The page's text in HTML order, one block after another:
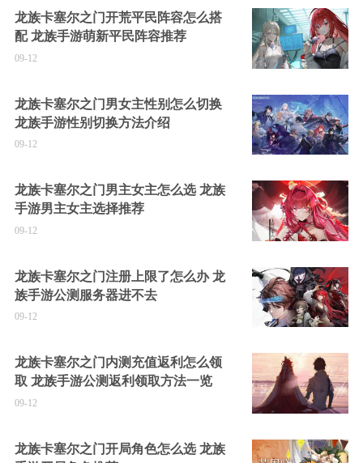
龙族卡塞尔之门开荒平民阵容怎么搭
配 龙族手游萌新平民阵容推荐
09-12
龙族卡塞尔之门男女主性别怎么切换
龙族手游性别切换方法介绍
09-12
龙族卡塞尔之门男主女主怎么选 龙族
手游男主女主选择推荐
09-12
龙族卡塞尔之门注册上限了怎么办 龙
族手游公测服务器进不去
09-12
龙族卡塞尔之门内测充值返利怎么领
取 龙族手游公测返利领取方法一览
09-12
龙族卡塞尔之门开局角色怎么选 龙族